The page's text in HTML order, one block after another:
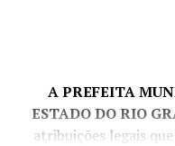
A PREFEITA
ESTADO DO RIO
atribuições legais